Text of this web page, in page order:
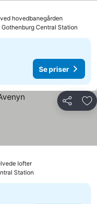
hovedbanegården
Gothenburg Central Station
Se priser
Del
lofter
Station